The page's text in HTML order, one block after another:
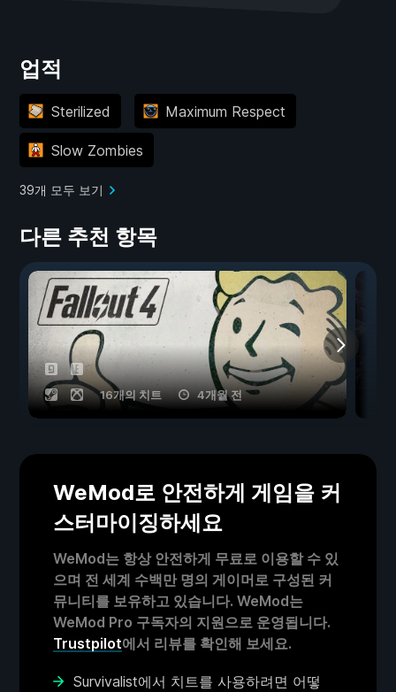
업적
Sterilized Maximum Respect
Slow Zombies
39개 모두 보기
다른 추천 항목
16개의 치트 4개월 전
WeMod로 안전하게 게임을 커
스터마이징하세요
WeMod는 항상 안전하게 무료로 이용할 수 있
으며 전 세계 수백만 명의 게이머로 구성된 커
뮤니티를 보유하고 있습니다. WeMod는
WeMod Pro 구독자의 지원으로 운영됩니다.
Trustpilot에서 리뷰를 확인해 보세요.
Survivalist에서 치트를 사용하려면 어떻